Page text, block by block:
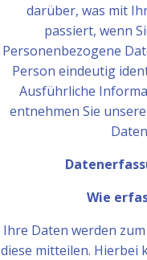
darüber, was mit
passiert, wenn
Personenbezogene
Person eindeutig
Ausführliche
entnehmen Sie
Wie
Ihre Daten werden
diese mitteilen. Hierbei